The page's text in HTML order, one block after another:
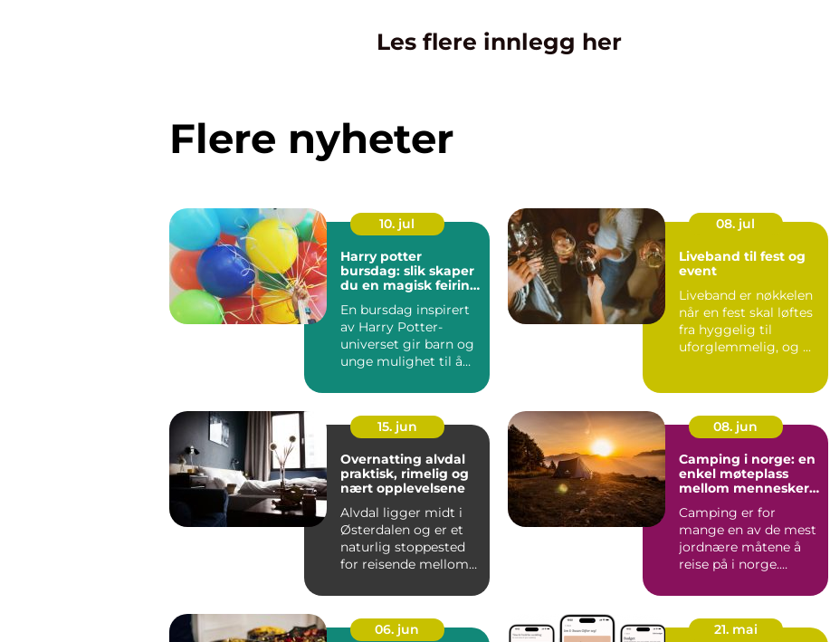
Les flere innlegg her
Flere nyheter
10. jul
Harry potter
bursdag: slik skaper
du en magisk feiring
En bursdag inspirert
av Harry Potter-
universet gir barn og
unge mulighet til å
08. jul
Liveband til fest og
event
Liveband er nøkkelen
når en fest skal løftes
fra hyggelig til
uforglemmelig, og ...
15. jun
Overnatting alvdal
praktisk, rimelig og
nært opplevelsene
Alvdal ligger midt i
Østerdalen og er et
naturlig stoppested
for reisende mellom
08. jun
Camping i norge: en
enkel møteplass
mellom mennesker
Camping er for
mange en av de mest
jordnære måtene å
reise på i norge.
nærkontakt med na...
06. jun
21. mai